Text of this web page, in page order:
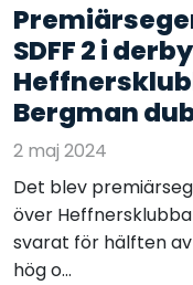
SDFF 2 i
Bergman
2 maj 2024
Det blev
över
svarat för hälften
hög o...